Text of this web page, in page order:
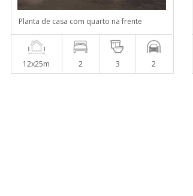
Planta de casa com quarto na frente
12x25m 2 3 2